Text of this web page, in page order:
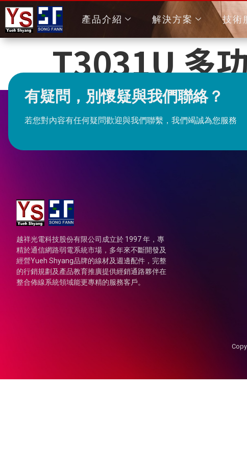
產品介紹 解決方案 技術
T3031U 多
有疑問，別懷疑與我們聯絡？
若您對內容有任何疑問歡迎與我們聯繫，我們竭誠為您服務
越祥光電科技股份有限公司成立於 1997 年，專
精於通信網路弱電系統市場，多年來不斷開發及
經營Yueh Shyang品牌的線材及週邊配件，完整
的行銷規劃及產品教育推廣提供經銷通路夥伴在
整合佈線系統領域能更專精的服務客戶。